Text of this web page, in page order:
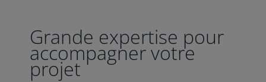
Grande expertise pour
accompagner votre
projet